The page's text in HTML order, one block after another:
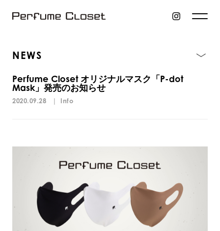
NEWS
Perfume Closet オリジナルマスク「P-dot
Mask」発売のお知らせ
2020.09.28 | Info